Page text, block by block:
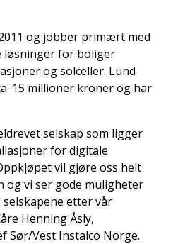
og jobber primært med
løsninger for boliger
og solceller. Lund
15 millioner kroner og har
selskap som ligger
for digitale
vil gjøre oss helt
og vi ser gode muligheter
etter vår
Henning Åsly,
Sør/Vest Instalco Norge.